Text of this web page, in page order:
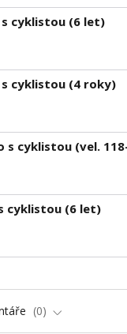
cyklistou (6 let)
cyklistou (4 roky)
cyklistou (vel.
cyklistou (6 let)
0